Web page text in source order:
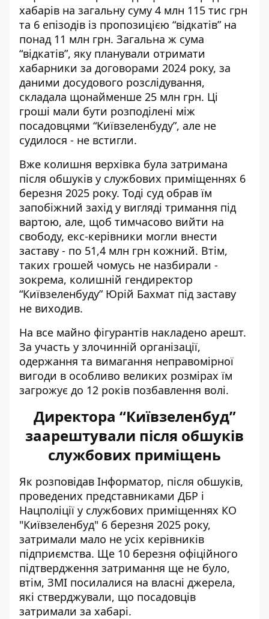
хабарів на загальну суму 4 млн 115 тис грн
та 6 епізодів із пропозицією “відкатів” на
понад 11 млн грн. Загальна ж сума
“відкатів”, яку планували отримати
хабарники за договорами 2024 року, за
даними досудового розслідування,
складала щонайменше 25 млн грн. Ці
гроші мали бути розподілені між
посадовцями “Київзеленбуду”, але не
судилося - не встигли.
Вже колишня верхівка була затримана
після обшуків у службових приміщеннях 6
березня 2025 року. Тоді суд обрав їм
запобіжний захід у вигляді тримання під
вартою, але, щоб тимчасово вийти на
свободу, екс-керівники могли внести
заставу - по 51,4 млн грн кожний. Втім,
таких грошей чомусь не назбирали -
зокрема, колишній гендиректор
“Київзеленбуду” Юрій Бахмат під заставу
не виходив.
На все майно фігурантів накладено арешт.
За участь у злочинній організації,
одержання та вимагання неправомірної
вигоди в особливо великих розмірах їм
загрожує до 12 років позбавлення волі.
Директора “Київзеленбуд”
заарештували після обшуків
службових приміщень
Як розповідав Інформатор, після обшуків,
проведених представниками ДБР і
Нацполіції у службових приміщеннях КО
"Київзеленбуд" 6 березня 2025 року,
затримали мало не усіх керівників
підприємства. Ще 10 березня офіційного
підтвердження затримання ще не було,
втім, ЗМІ посилалися на власні джерела,
які стверджували, що посадовців
затримали за хабарі.